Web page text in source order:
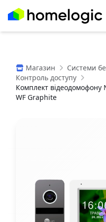
Магазин
Системи
Контроль доступу
Комплект
WF Graphite